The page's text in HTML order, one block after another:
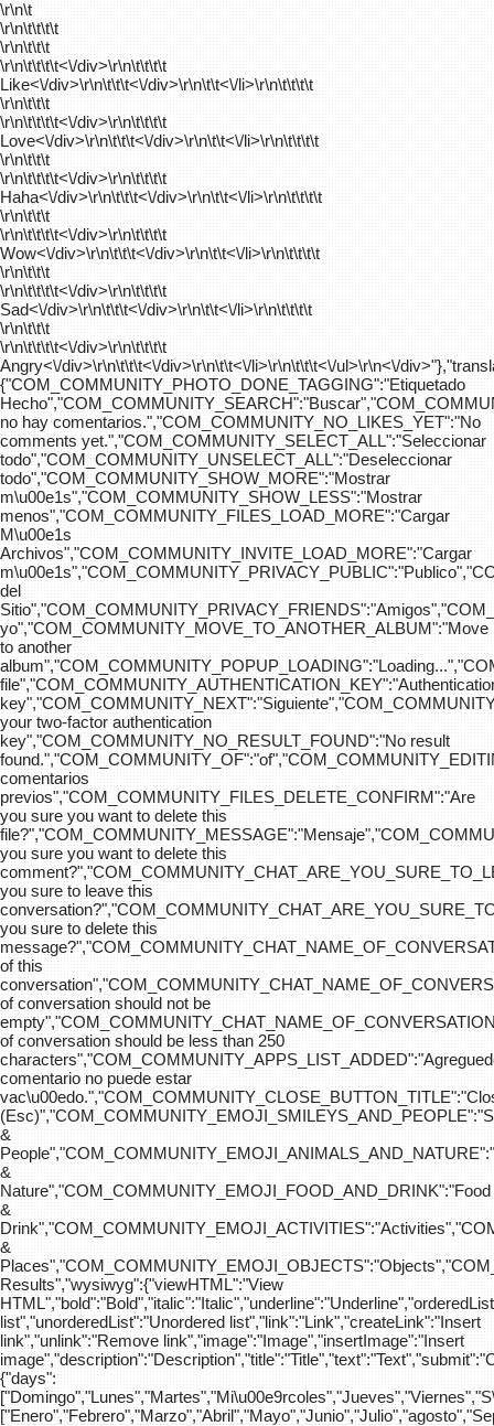
\r\n\t
\r\n\t\t\t\t
\r\n\t\t\t
\r\n\t\t\t\t<\/div>\r\n\t\t\t\t
Like<\/div>\r\n\t\t\t<\/div>\r\n\t\t<\/li>\r\n\t\t\t\t
\r\n\t\t\t
\r\n\t\t\t\t<\/div>\r\n\t\t\t\t
Love<\/div>\r\n\t\t\t<\/div>\r\n\t\t<\/li>\r\n\t\t\t\t
\r\n\t\t\t
\r\n\t\t\t\t<\/div>\r\n\t\t\t\t
Haha<\/div>\r\n\t\t\t<\/div>\r\n\t\t<\/li>\r\n\t\t\t\t
\r\n\t\t\t
\r\n\t\t\t\t<\/div>\r\n\t\t\t\t
Wow<\/div>\r\n\t\t\t<\/div>\r\n\t\t<\/li>\r\n\t\t\t\t
\r\n\t\t\t
\r\n\t\t\t\t<\/div>\r\n\t\t\t\t
Sad<\/div>\r\n\t\t\t<\/div>\r\n\t\t<\/li>\r\n\t\t\t\t
\r\n\t\t\t
\r\n\t\t\t\t<\/div>\r\n\t\t\t\t
Angry<\/div>\r\n\t\t\t<\/div>\r\n\t\t<\/li>\r\n\t\t\t<\/ul>\r\n<\/
{"COM_COMMUNITY_PHOTO_DONE_TAGGING":"Etiquetado
no hay comentarios.","COM_COMMUNITY_NO_LIKES_YET":"No
comments yet.","COM_COMMUNITY_SELECT_ALL":"Seleccionar
todo","COM_COMMUNITY_UNSELECT_ALL":"Deseleccionar
todo","COM_COMMUNITY_SHOW_MORE":"Mostrar
m\u00e1s","COM_COMMUNITY_SHOW_LESS":"Mostrar
menos","COM_COMMUNITY_FILES_LOAD_MORE":"Cargar
M\u00e1s
Archivos","COM_COMMUNITY_INVITE_LOAD_MORE":"Cargar
del
yo","COM_COMMUNITY_MOVE_TO_ANOTHER_ALBUM":"Move
to another
your two-factor authentication
key","COM_COMMUNITY_NO_RESULT_FOUND":"No result
comentarios
previos","COM_COMMUNITY_FILES_DELETE_CONFIRM":"Are
you sure you want to delete this
you sure you want to delete this
you sure to leave this
you sure to delete this
of this
of conversation should not be
of conversation should be less than 250
comentario no puede estar
&
&
Nature","COM_COMMUNITY_EMOJI_FOOD_AND_DRINK":"Food
&
&
Results","wysiwyg":{"viewHTML":"View
list","unorderedList":"Unordered list","link":"Link","createLink":"Insert
link","unlink":"Remove link","image":"Image","insertImage":"Insert
{"days":